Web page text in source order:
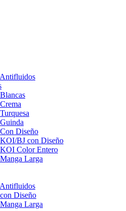
Diseño
BJ con Diseño
KOI Color Entero
Larga
Diseño
Larga